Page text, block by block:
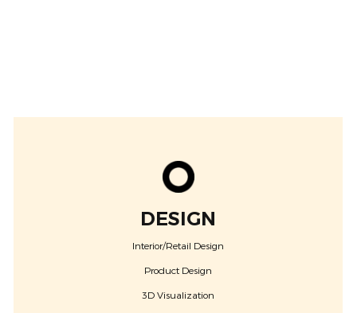
DESIGN
Interior/Retail Design
Product Design
3D Visualization